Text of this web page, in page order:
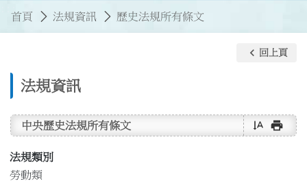
首頁 法規資訊 歷史法規所有條文
法規資訊
keyboard_arrow_left 回上頁
中央歷史法規所有條文 text_rotate_vertical print
法規類別
勞動類